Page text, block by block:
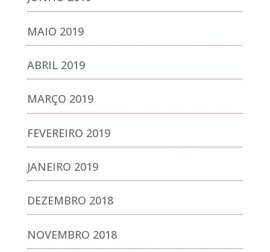
MAIO 2019
ABRIL 2019
MARÇO 2019
FEVEREIRO 2019
JANEIRO 2019
DEZEMBRO 2018
NOVEMBRO 2018